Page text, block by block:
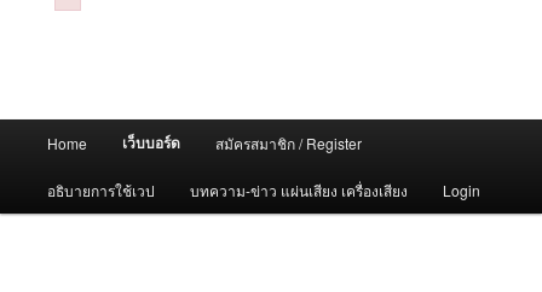
Home เว็บบอร์ด สมัครสมาชิก / Register
อธิบายการใช้เวป บทความ-ข่าว แผ่นเสียง เครื่องเสียง Login
Failed to initialize plugin: wplink